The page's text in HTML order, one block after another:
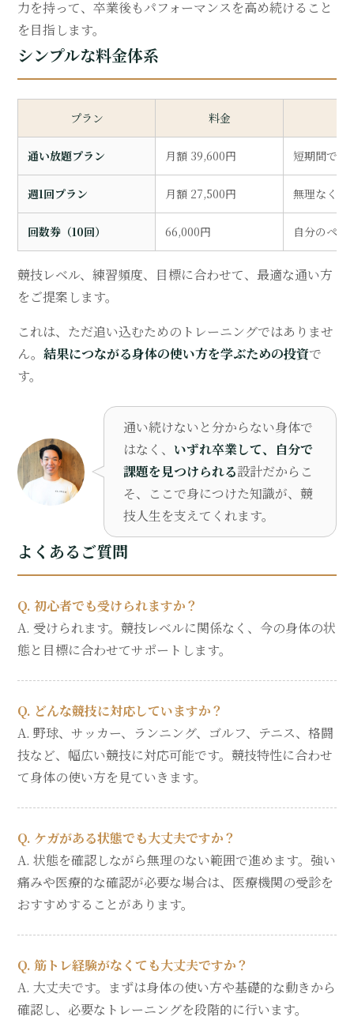
力を持って、卒業後もパフォーマンスを高め続けること
を目指します。
シンプルな料金体系
プラン 料金
通い放題プラン 月額 39,600円 短期間で集
週1回プラン 月額 27,500円 無理なく継
回数券（10回） 66,000円 自分のペー
競技レベル、練習頻度、目標に合わせて、最適な通い方
をご提案します。
これは、ただ追い込むためのトレーニングではありませ
ん。結果につながる身体の使い方を学ぶための投資で
す。
通い続けないと分からない身体で
はなく、 いずれ卒業して、自分で
課題を見つけられる設計だからこ
そ、ここで身につけた知識が、競
技人生を支えてくれます。
よくあるご質問
Q. 初心者でも受けられますか？
A. 受けられます。競技レベルに関係なく、今の身体の状
態と目標に合わせてサポートします。
Q. どんな競技に対応していますか？
A. 野球、サッカー、ランニング、ゴルフ、テニス、格闘
技など、幅広い競技に対応可能です。競技特性に合わせ
て身体の使い方を見ていきます。
Q. ケガがある状態でも大丈夫ですか？
A. 状態を確認しながら無理のない範囲で進めます。強い
痛みや医療的な確認が必要な場合は、医療機関の受診を
おすすめすることがあります。
Q. 筋トレ経験がなくても大丈夫ですか？
A. 大丈夫です。まずは身体の使い方や基礎的な動きから
確認し、必要なトレーニングを段階的に行います。